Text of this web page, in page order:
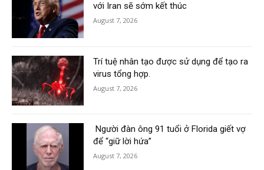
với Iran sẽ sớm kết thúc
August 7, 2026
Trí tuệ nhân tạo được sử dụng để tạo ra
virus tổng hợp.
August 7, 2026
Người đàn ông 91 tuổi ở Florida giết vợ
để “giữ lời hứa”
August 7, 2026